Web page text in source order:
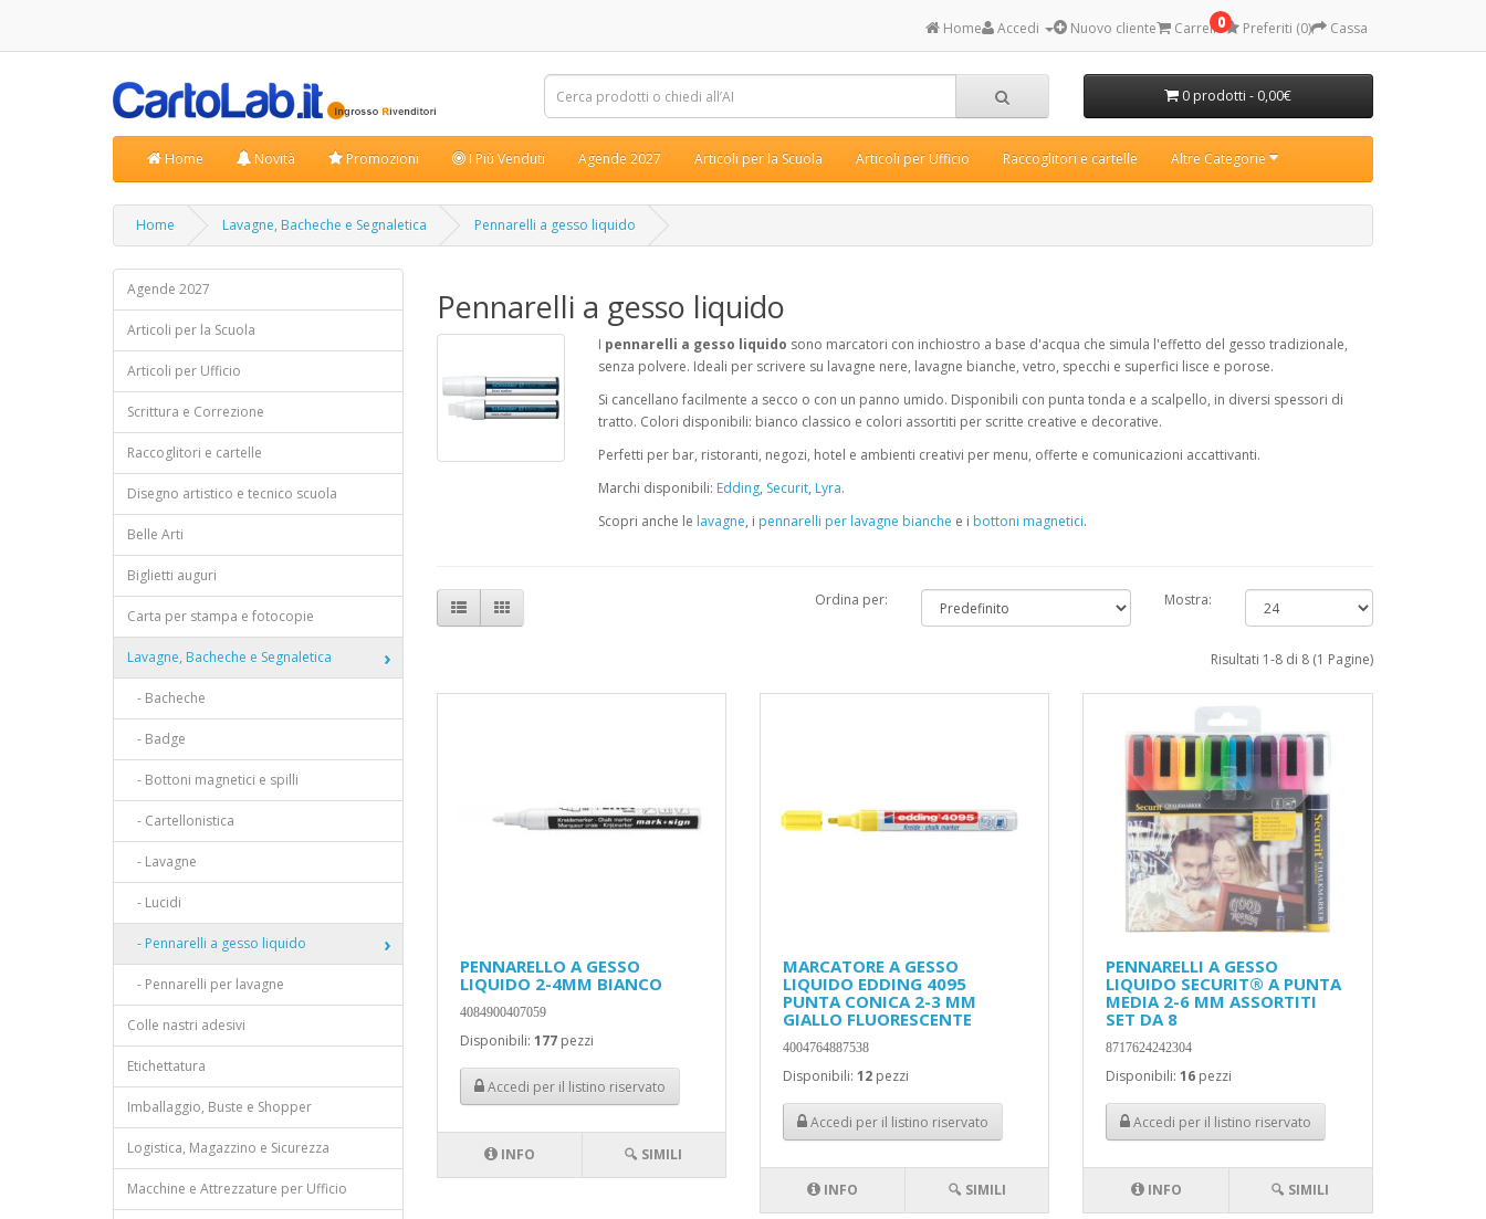
Home Accedi Nuovo cliente 0
Carrello Preferiti (0) Cassa
0 prodotti - 0,00€
Home Novità Promozioni I Più Venduti Agende 2027 Articoli per la Scuola Articoli per Ufficio Raccoglitori e cartelle Altre Categorie
Home Lavagne, Bacheche e Segnaletica Pennarelli a gesso liquido
Agende 2027
Articoli per la Scuola
Articoli per Ufficio
Scrittura e Correzione
Raccoglitori e cartelle
Disegno artistico e tecnico scuola
Belle Arti
Biglietti auguri
Carta per stampa e fotocopie
Lavagne, Bacheche e Segnaletica
- Bacheche
- Badge
- Bottoni magnetici e spilli
- Cartellonistica
- Lavagne
- Lucidi
- Pennarelli a gesso liquido
- Pennarelli per lavagne
Colle nastri adesivi
Etichettatura
Imballaggio, Buste e Shopper
Logistica, Magazzino e Sicurezza
Macchine e Attrezzature per Ufficio
Pennarelli a gesso liquido
I pennarelli a gesso liquido sono marcatori con inchiostro a base d'acqua che simula l'effetto del gesso tradizionale,
senza polvere. Ideali per scrivere su lavagne nere, lavagne bianche, vetro, specchi e superfici lisce e porose.
Si cancellano facilmente a secco o con un panno umido. Disponibili con punta tonda e a scalpello, in diversi spessori di
tratto. Colori disponibili: bianco classico e colori assortiti per scritte creative e decorative.
Perfetti per bar, ristoranti, negozi, hotel e ambienti creativi per menu, offerte e comunicazioni accattivanti.
Marchi disponibili: Edding, Securit, Lyra.
Scopri anche le lavagne, i pennarelli per lavagne bianche e i bottoni magnetici.
Ordina per: Mostra:
Risultati 1-8 di 8 (1 Pagine)
PENNARELLO A GESSO
LIQUIDO 2-4MM BIANCO
4084900407059
Disponibili: 177pezzi
Accedi per il listino riservato
INFO 🔍 SIMILI
MARCATORE A GESSO
LIQUIDO EDDING 4095
PUNTA CONICA 2-3 MM
GIALLO FLUORESCENTE
4004764887538
Disponibili: 12pezzi
Accedi per il listino riservato
INFO 🔍 SIMILI
PENNARELLI A GESSO
LIQUIDO SECURIT® A PUNTA
MEDIA 2-6 MM ASSORTITI
SET DA 8
8717624242304
Disponibili:16 pezzi
Accedi per il listino riservato
INFO 🔍 SIMILI